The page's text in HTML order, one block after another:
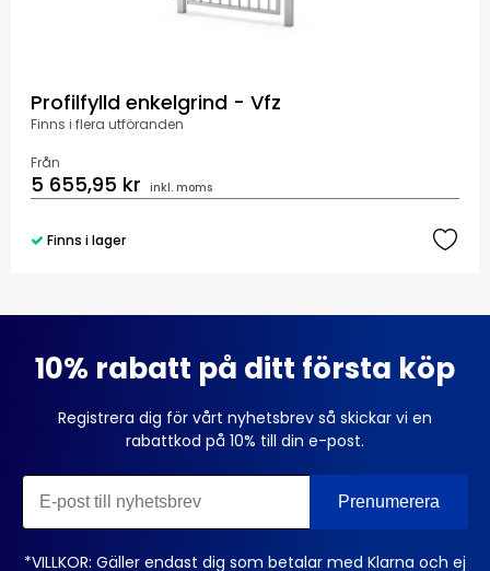
Profilfylld enkelgrind - Vfz
Finns i flera utföranden
Från
5 655,95 kr inkl. moms
Finns i lager
10% rabatt på ditt första köp
Registrera dig för vårt nyhetsbrev så skickar vi en
rabattkod på 10% till din e-post.
*VILLKOR: Gäller endast dig som betalar med Klarna och ej